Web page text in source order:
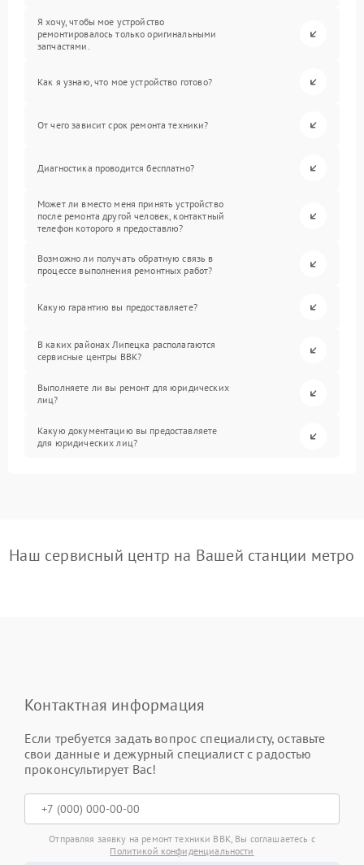
Я хочу, чтобы мое устройство
ремонтировалось только оригинальными
запчастями.
Как я узнаю, что мое устройство готово?
От чего зависит срок ремонта техники?
Диагностика проводится бесплатно?
Может ли вместо меня принять устройство
после ремонта другой человек, контактный
телефон которого я предоставлю?
Возможно ли получать обратную связь в
процессе выполнения ремонтных работ?
Какую гарантию вы предоставляете?
В каких районах Липецка располагаются
сервисные центры BBK?
Выполняете ли вы ремонт для юридических
лиц?
Какую документацию вы предоставляете
для юридических лиц?
Наш сервисный центр на Вашей станции метро
Контактная информация
Если требуется задать вопрос специалисту, оставьте
свои данные и дежурный специалист с радостью
проконсультирует Вас!
Отправляя заявку на ремонт техники BBK, Вы соглашаетесь с
Политикой конфиденциальности